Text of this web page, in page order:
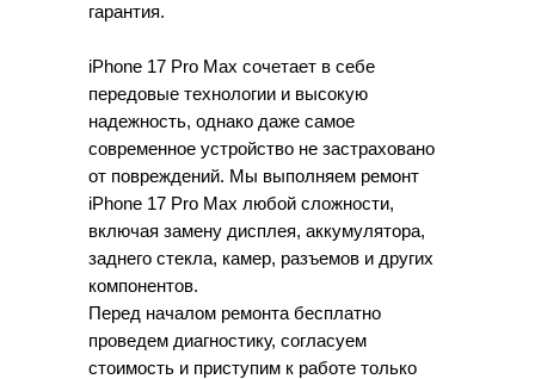
гарантия.
iPhone 17 Pro Max сочетает в себе
передовые технологии и высокую
надежность, однако даже самое
современное устройство не застраховано
от повреждений. Мы выполняем ремонт
iPhone 17 Pro Max любой сложности,
включая замену дисплея, аккумулятора,
заднего стекла, камер, разъемов и других
компонентов.
Перед началом ремонта бесплатно
проведем диагностику, согласуем
стоимость и приступим к работе только